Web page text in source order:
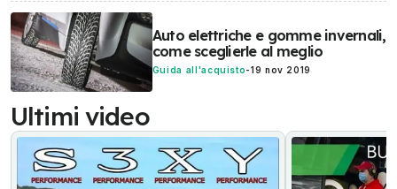
Auto elettriche e gomme invernali,
come sceglierle al meglio
Guida all'acquisto-19 nov 2019
Ultimi video